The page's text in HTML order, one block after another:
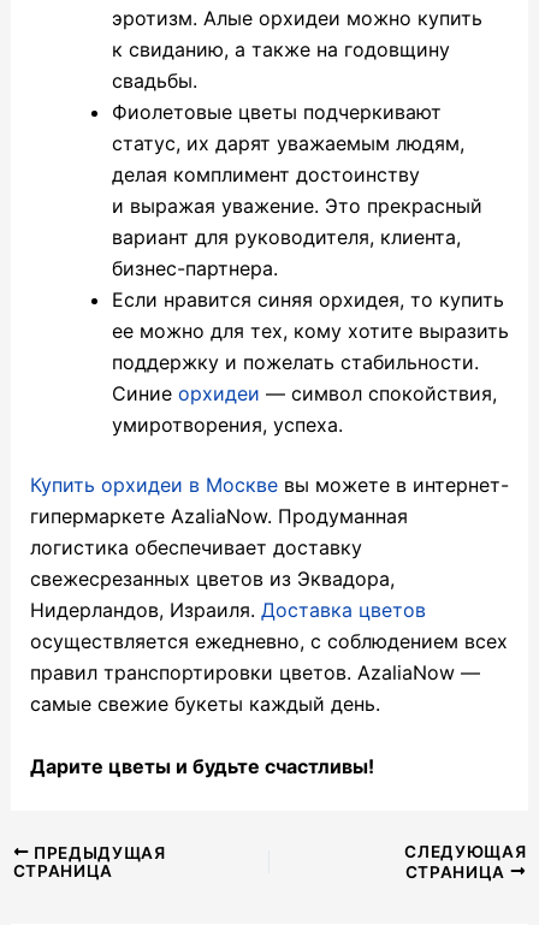
эротизм. Алые орхидеи можно купить
к свиданию, а также на годовщину
свадьбы.
Фиолетовые цветы подчеркивают
статус, их дарят уважаемым людям,
делая комплимент достоинству
и выражая уважение. Это прекрасный
вариант для руководителя, клиента,
бизнес-партнера.
Если нравится синяя орхидея, то купить
ее можно для тех, кому хотите выразить
поддержку и пожелать стабильности.
Синие орхидеи — символ спокойствия,
умиротворения, успеха.
Купить орхидеи в Москвевы можете в интернет-
гипермаркете AzaliaNow. Продуманная
логистика обеспечивает доставку
свежесрезанных цветов из Эквадора,
Нидерландов, Израиля. Доставка цветов
осуществляется ежедневно, с соблюдением всех
правил транспортировки цветов. AzaliaNow —
самые свежие букеты каждый день.
Дарите цветы и будьте счастливы!
Навигация
по
ПРЕДЫДУЩАЯ
СТРАНИЦА
СЛЕДУЮЩАЯ
СТРАНИЦА